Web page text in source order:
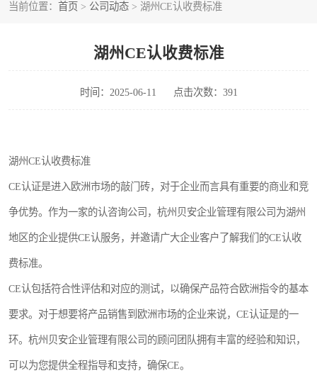
当前位置： 首页 > 公司动态 > 湖州CE认收费标准
湖州CE认收费标准
时间：2025-06-11 点击次数：391
湖州CE认收费标准
CE认证是进入欧洲市场的敲门砖，对于企业而言具有重要的商业和竞
争优势。作为一家的认咨询公司，杭州贝安企业管理有限公司为湖州
地区的企业提供CE认服务，并邀请广大企业客户了解我们的CE认收
费标准。
CE认包括符合性评估和对应的测试，以确保产品符合欧洲指令的基本
要求。对于想要将产品销售到欧洲市场的企业来说，CE认证是的一
环。杭州贝安企业管理有限公司的顾问团队拥有丰富的经验和知识，
可以为您提供全程指导和支持，确保CE。